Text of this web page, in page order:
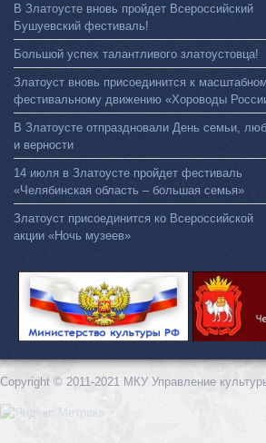
В Златоусте вновь пройдет Всероссийский
Бушуевский фестиваль!
Большой успех талантливого златоустовца!
Златоуст вновь присоединится к
фестивальному движению «Хороводы
В Златоусте отпраздновали День семьи,
и верности
14 июля в Златоусте пройдет фестиваль
«Челябинская область – большая семья»
Златоуст присоединится ко Всероссийской
акции «Ночь музеев»
Copyright © 2011-2021 МКУ Управление